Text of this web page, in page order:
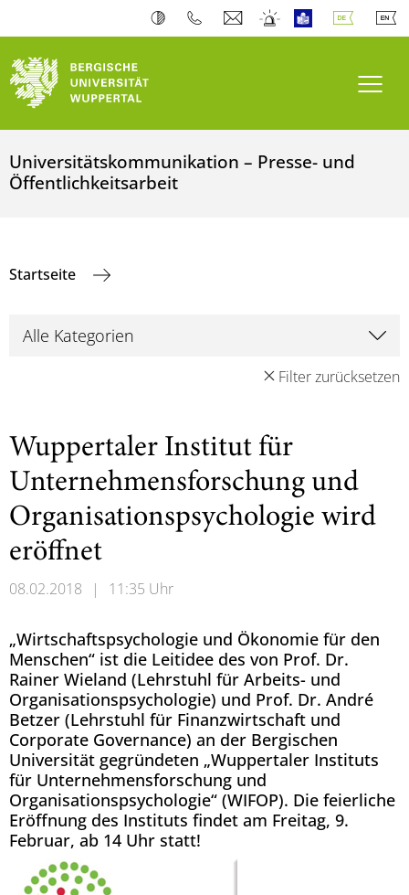
Universitätskommunikation – Presse- und
Öffentlichkeitsarbeit
Startseite
Filter zurücksetzen
Wuppertaler Institut für
Unternehmensforschung und
Organisationspsychologie wird
eröffnet
08.02.2018 | 11:35 Uhr
„Wirtschaftspsychologie und Ökonomie für den
Menschen“ ist die Leitidee des von Prof. Dr.
Rainer Wieland (Lehrstuhl für Arbeits- und
Organisationspsychologie) und Prof. Dr. André
Betzer (Lehrstuhl für Finanzwirtschaft und
Corporate Governance) an der Bergischen
Universität gegründeten „Wuppertaler Instituts
für Unternehmensforschung und
Organisationspsychologie“ (WIFOP). Die feierliche
Eröffnung des Instituts findet am Freitag, 9.
Februar, ab 14 Uhr statt!